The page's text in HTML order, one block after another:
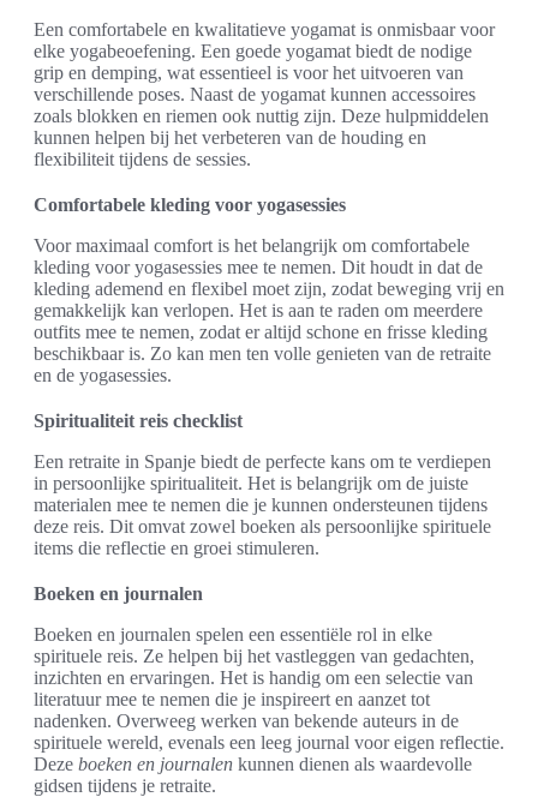
Een comfortabele en kwalitatieve yogamat is onmisbaar voor
elke yogabeoefening. Een goede yogamat biedt de nodige
grip en demping, wat essentieel is voor het uitvoeren van
verschillende poses. Naast de yogamat kunnen accessoires
zoals blokken en riemen ook nuttig zijn. Deze hulpmiddelen
kunnen helpen bij het verbeteren van de houding en
flexibiliteit tijdens de sessies.
Comfortabele kleding voor yogasessies
Voor maximaal comfort is het belangrijk om comfortabele
kleding voor yogasessies mee te nemen. Dit houdt in dat de
kleding ademend en flexibel moet zijn, zodat beweging vrij en
gemakkelijk kan verlopen. Het is aan te raden om meerdere
outfits mee te nemen, zodat er altijd schone en frisse kleding
beschikbaar is. Zo kan men ten volle genieten van de retraite
en de yogasessies.
Spiritualiteit reis checklist
Een retraite in Spanje biedt de perfecte kans om te verdiepen
in persoonlijke spiritualiteit. Het is belangrijk om de juiste
materialen mee te nemen die je kunnen ondersteunen tijdens
deze reis. Dit omvat zowel boeken als persoonlijke spirituele
items die reflectie en groei stimuleren.
Boeken en journalen
Boeken en journalen spelen een essentiële rol in elke
spirituele reis. Ze helpen bij het vastleggen van gedachten,
inzichten en ervaringen. Het is handig om een selectie van
literatuur mee te nemen die je inspireert en aanzet tot
nadenken. Overweeg werken van bekende auteurs in de
spirituele wereld, evenals een leeg journal voor eigen reflectie.
Deze boeken en journalen kunnen dienen als waardevolle
gidsen tijdens je retraite.